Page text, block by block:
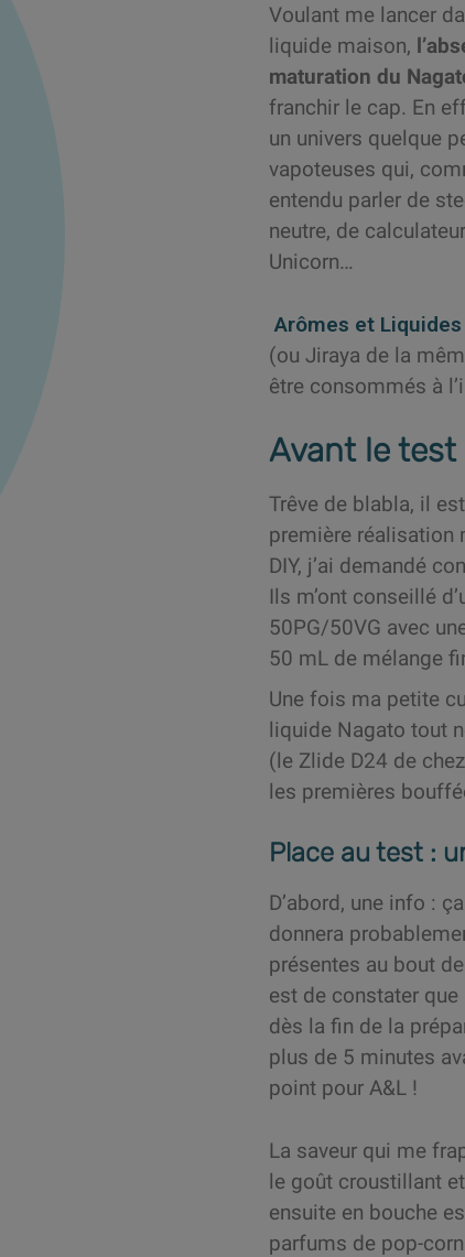
Voulant me lancer
liquide maison,
maturation du
franchir le cap. En
un univers quelque
vapoteuses qui,
entendu parler de
neutre, de
Unicorn…
Arômes et Liquides
(ou Jiraya de la
être consommés à
Avant le
Trêve de blabla, il
première réalisation
DIY, j’ai demandé
Ils m’ont conseillé
50PG/50VG avec
50 mL de mélange
Une fois ma petite
liquide Nagato tout
(le Zlide D24 de
les premières
Place au test :
D’abord, une info :
donnera
présentes au bout
est de constater
dès la fin de la
plus de 5 minutes
point pour A&L !
La saveur qui me
le goût croustillant
ensuite en bouche
parfums de pop-